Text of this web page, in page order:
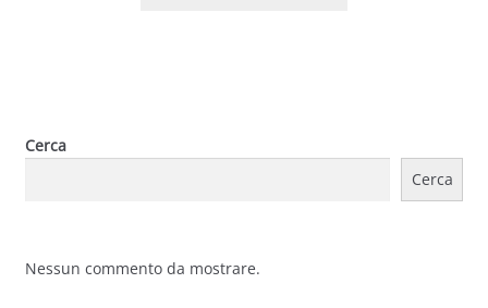
Cerca
Cerca
Nessun commento da mostrare.